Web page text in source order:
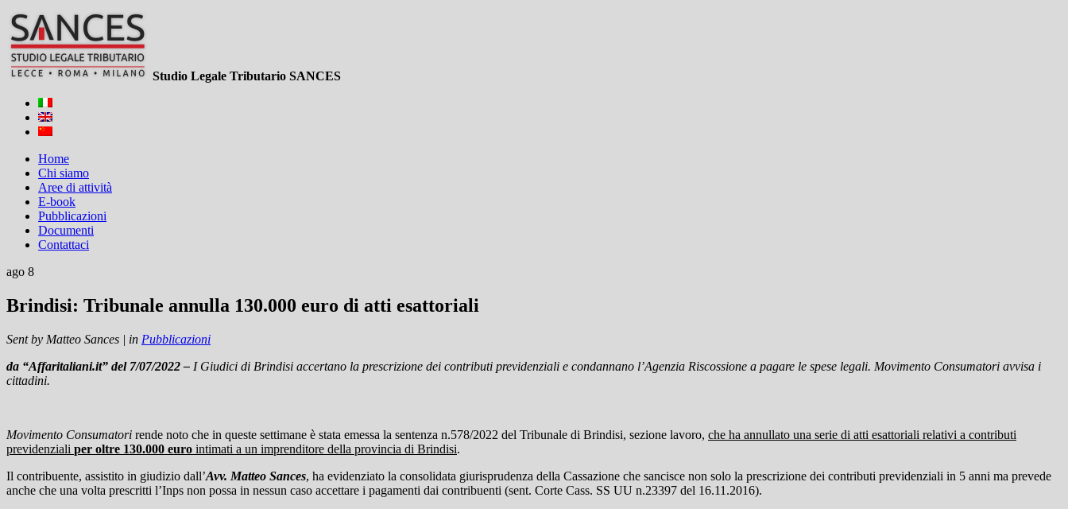
Studio Legale Tributario SANCES
Home
Chi siamo
Aree di attività
E-book
Pubblicazioni
Documenti
Contattaci
ago 8
Brindisi: Tribunale annulla 130.000 euro di atti esattoriali
Sent by Matteo Sances | in Pubblicazioni
da “Affaritaliani.it” del 7/07/2022 – I Giudici di Brindisi accertano la prescrizione dei contributi previdenziali e condannano l’Agenzia Riscossione a pagare le spese legali. Movimento Consumatori avvisa i
cittadini.
Movimento Consumatori rende noto che in queste settimane è stata emessa la sentenza n.578/2022 del Tribunale di Brindisi, sezione lavoro, che ha annullato una serie di atti esattoriali relativi a contributi
previdenziali per oltre 130.000 euro intimati a un imprenditore della provincia di Brindisi.
Il contribuente, assistito in giudizio dall’Avv. Matteo Sances, ha evidenziato la consolidata giurisprudenza della Cassazione che sancisce non solo la prescrizione dei contributi previdenziali in 5 anni ma prevede
anche che una volta prescritti l’Inps non possa in nessun caso accettare i pagamenti dai contribuenti (sent. Corte Cass. SS UU n.23397 del 16.11.2016).